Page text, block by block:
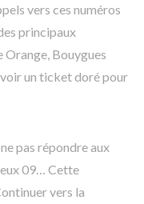
vers ces numéros
principaux
Bouygues
un ticket doré pour
pas répondre aux
09… Cette
vers la